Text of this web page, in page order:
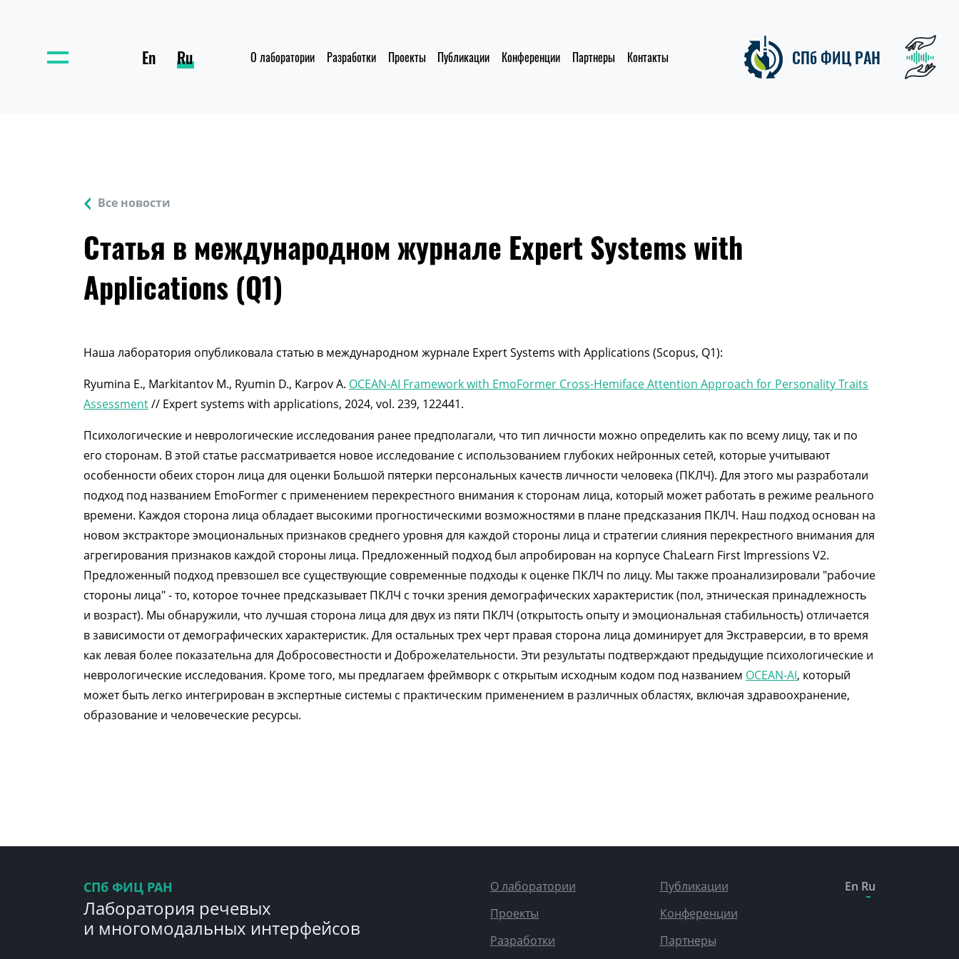
En Ru О лаборатории Разработки Проекты Публикации Конференции Партнеры Контакты СПб ФИЦ РАН
Все новости
Статья в международном журнале Expert Systems with
Applications (Q1)
Наша лаборатория опубликовала статью в международном журнале Expert Systems with Applications (Scopus, Q1):
Ryumina E., Markitantov M., Ryumin D., Karpov A. OCEAN-AI Framework with EmoFormer Cross-Hemiface Attention Approach for Personality Traits
Assessment// Expert systems with applications, 2024, vol. 239, 122441.
Психологические и неврологические исследования ранее предполагали, что тип личности можно определить как по всему лицу, так и по
его сторонам. В этой статье рассматривается новое исследование с использованием глубоких нейронных сетей, которые учитывают
особенности обеих сторон лица для оценки Большой пятерки персональных качеств личности человека (ПКЛЧ). Для этого мы разработали
подход под названием EmoFormer с применением перекрестного внимания к сторонам лица, который может работать в режиме реального
времени. Каждоя сторона лица обладает высокими прогностическими возможностями в плане предсказания ПКЛЧ. Наш подход основан на
новом экстракторе эмоциональных признаков среднего уровня для каждой стороны лица и стратегии слияния перекрестного внимания для
агрегирования признаков каждой стороны лица. Предложенный подход был апробирован на корпусе ChaLearn First Impressions V2.
Предложенный подход превзошел все существующие современные подходы к оценке ПКЛЧ по лицу. Мы также проанализировали "рабочие
стороны лица" - то, которое точнее предсказывает ПКЛЧ с точки зрения демографических характеристик (пол, этническая принадлежность
и возраст). Мы обнаружили, что лучшая сторона лица для двух из пяти ПКЛЧ (открытость опыту и эмоциональная стабильность) отличается
в зависимости от демографических характеристик. Для остальных трех черт правая сторона лица доминирует для Экстраверсии, в то время
как левая более показательна для Добросовестности и Доброжелательности. Эти результаты подтверждают предыдущие психологические и
неврологические исследования. Кроме того, мы предлагаем фреймворк с открытым исходным кодом под названием OCEAN-AI, который
может быть легко интегрирован в экспертные системы с практическим применением в различных областях, включая здравоохранение,
образование и человеческие ресурсы.
СПб ФИЦ РАН
Лаборатория речевых
и многомодальных интерфейсов
О лаборатории
Проекты
Разработки
Публикации
Конференции
Партнеры
En Ru